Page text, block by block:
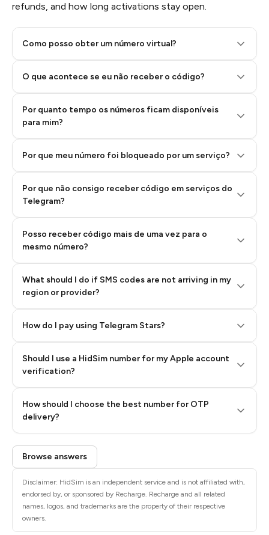
refunds, and how long activations stay open.
Como posso obter um número virtual?
O que acontece se eu não receber o código?
Por quanto tempo os números ficam disponíveis
para mim?
Por que meu número foi bloqueado por um serviço?
Por que não consigo receber código em serviços do
Telegram?
Posso receber código mais de uma vez para o
mesmo número?
What should I do if SMS codes are not arriving in my
region or provider?
How do I pay using Telegram Stars?
Step 2: Buy Stars in Telegram
Step 3: Pay our bot with Stars
Should I use a HidSim number for my Apple account
verification?
How should I choose the best number for OTP
delivery?
Quality High To Low
Price High To
Low
Browse answers
Disclaimer: HidSim is an independent service and is not affiliated with,
endorsed by, or sponsored by Recharge. Recharge and all related
names, logos, and trademarks are the property of their respective
owners.